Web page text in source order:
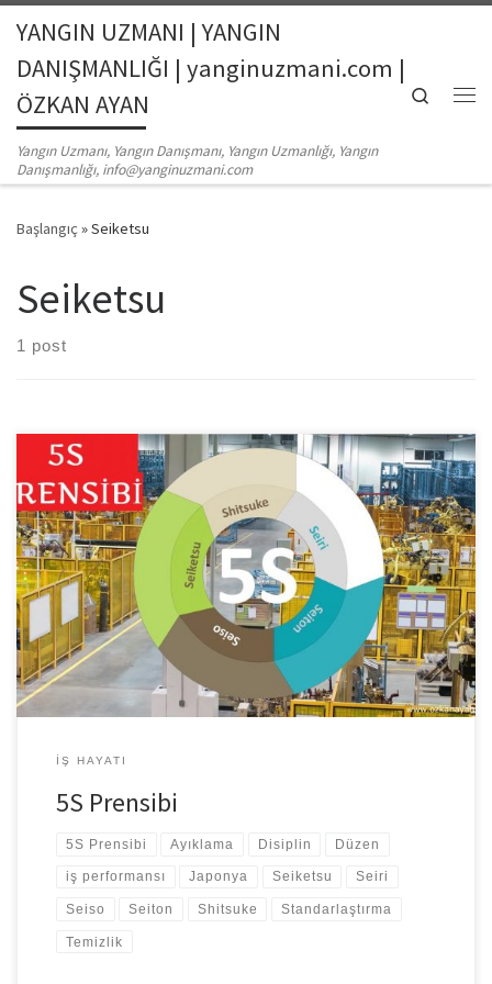
Skip to content
YANGIN UZMANI | YANGIN
DANIŞMANLIĞI | yanginuzmani.com |
ÖZKAN AYAN
Yangın Uzmanı, Yangın Danışmanı, Yangın Uzmanlığı, Yangın
Danışmanlığı, info@yanginuzmani.com
Search
Başlangıç »Seiketsu
Seiketsu
1 post
5S Prensibi Temiz ve düzenli bir çalışma alanı, çalışma
performansının ve verimliliğini artmasını, israfın azalmasını sağlar.
Çalışma alanlarının temiz, düzenli ve amaca uygun biçime
sokulması için uygulanan bir verimlilik metodolojisi olan 5S,
Japonca kelimelerin baş harflerinden oluşur. 1950’lerde
Japonya’da ortaya çıkan 5S, yalın üretim metodunun vazgeçilmez
bir parçası haline gelmiştir. […]
İŞ HAYATI
5S Prensibi
5S Prensibi Ayıklama Disiplin Düzen
iş performansı Japonya Seiketsu Seiri
Seiso Seiton Shitsuke Standarlaştırma
Temizlik